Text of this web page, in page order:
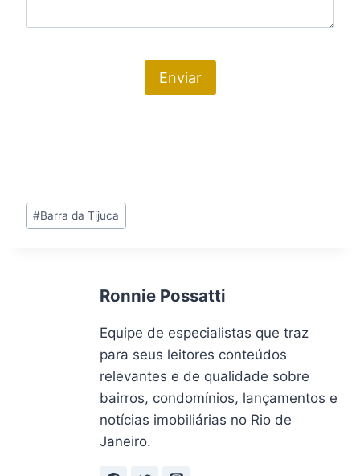
Tags
do
#Barra da Tijuca
Ronnie Possatti
Equipe de especialistas que traz
para seus leitores conteúdos
relevantes e de qualidade sobre
bairros, condomínios, lançamentos e
notícias imobiliárias no Rio de
Janeiro.